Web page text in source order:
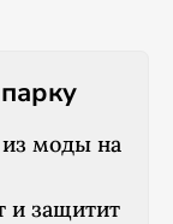
моды на
и защитит